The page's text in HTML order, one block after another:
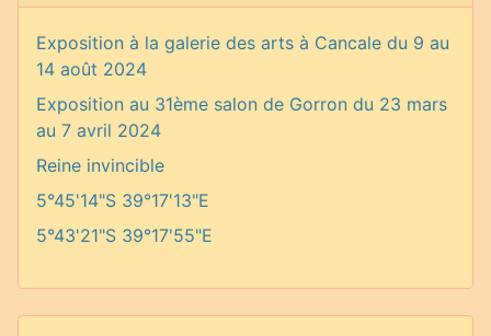
Exposition à la galerie des arts à Cancale du 9 au
14 août 2024
Exposition au 31ème salon de Gorron du 23 mars
au 7 avril 2024
Reine invincible
5°45'14"S 39°17'13"E
5°43'21"S 39°17'55"E